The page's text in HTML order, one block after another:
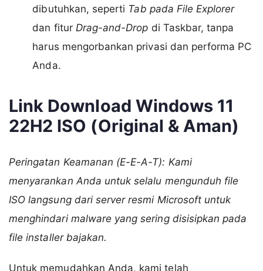
dibutuhkan, seperti Tab pada File Explorer
dan fitur Drag-and-Drop di Taskbar, tanpa
harus mengorbankan privasi dan performa PC
Anda.
Link Download Windows 11
22H2 ISO (Original & Aman)
Peringatan Keamanan (E-E-A-T): Kami
menyarankan Anda untuk selalu mengunduh file
ISO langsung dari server resmi Microsoft untuk
menghindari malware yang sering disisipkan pada
file installer bajakan.
Untuk memudahkan Anda, kami telah